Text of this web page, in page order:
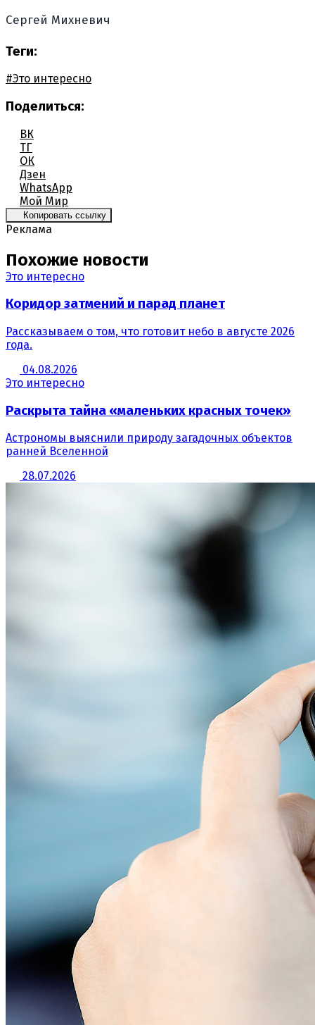
Сергей Михневич
Теги:
#Это интересно
Поделиться:
ВК
ТГ
ОК
Дзен
WhatsApp
Мой Мир
Копировать ссылку
Реклама
Похожие новости
Это интересно
Коридор затмений и парад планет
Рассказываем о том, что готовит небо в августе 2026
года.
04.08.2026
Это интересно
Раскрыта тайна «маленьких красных точек»
Астрономы выяснили природу загадочных объектов
ранней Вселенной
28.07.2026